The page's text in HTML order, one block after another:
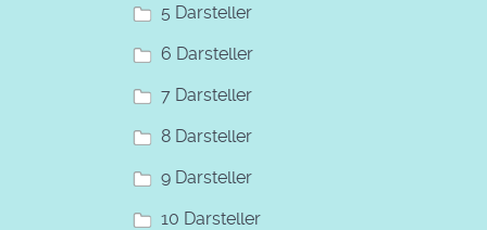
5 Darsteller
6 Darsteller
7 Darsteller
8 Darsteller
9 Darsteller
10 Darsteller